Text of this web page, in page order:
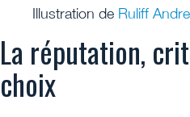
Illustration de Ruliff
La réputation,
choix